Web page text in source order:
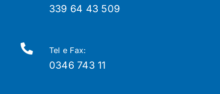
339 64 43 509
Tel e Fax:
0346 743 11